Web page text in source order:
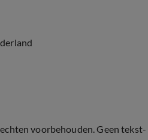
voorbehouden. Geen tekst-